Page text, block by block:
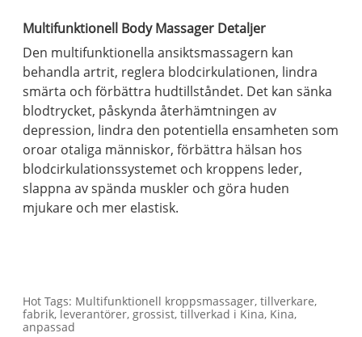
Multifunktionell Body Massager Detaljer
Den multifunktionella ansiktsmassagern kan
behandla artrit, reglera blodcirkulationen, lindra
smärta och förbättra hudtillståndet. Det kan sänka
blodtrycket, påskynda återhämtningen av
depression, lindra den potentiella ensamheten som
oroar otaliga människor, förbättra hälsan hos
blodcirkulationssystemet och kroppens leder,
slappna av spända muskler och göra huden
mjukare och mer elastisk.
Hot Tags: Multifunktionell kroppsmassager, tillverkare,
fabrik, leverantörer, grossist, tillverkad i Kina, Kina,
anpassad